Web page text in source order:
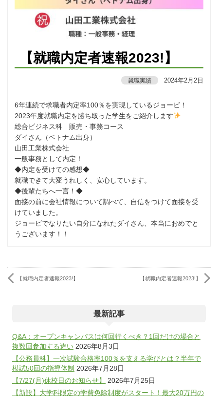
【就職内定者速報2023!】
就職実績 2024年2月2日
6年連続で求職者内定率100％を実現しているジョービ！
2023年度就職内定を勝ち取った学生をご紹介します
総合ビジネス科 販売・事務コース
ダイさん（ベトナム出身）
山田工業株式会社
一般事務として内定！
◆内定を受けての感想◆
就職できて大変うれしく、安心しています。
◆後輩たちへ一言！◆
面接の前に会社情報について調べて、自信をつけて面接を受
けていました。
ジョービでなりたい自分になれたダイさん、本当におめでと
うございます！！
【就職内定者速報2023!】 【就職内定者速報2023!】
最新記事
Q&A：オープンキャンパスは何回行くべき？1回だけの場合と
複数回参加する違い 2026年8月3日
【公務員科】一次試験合格率100％を支える学びとは？半年で
模試50回の指導体制 2026年7月28日
【7/27(月)休校日のお知らせ】
2026年7月25日
【新設】大学科限定の学費免除制度がスタート！最大20万円の